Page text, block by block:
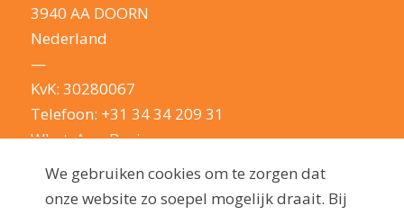
3940 AA DOORN
Nederland
—
KvK: 30280067
Telefoon: +31 34 34 209 31
WhatsApp Business
E-mail:
info@dutchmarq.nl
We gebruiken cookies om te zorgen dat
onze website zo soepel mogelijk draait. Bij